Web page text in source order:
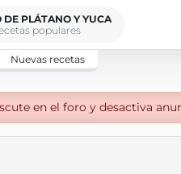
DE PLÁTANO Y YUCA
populares
Nuevas recetas
en el foro y desactiva